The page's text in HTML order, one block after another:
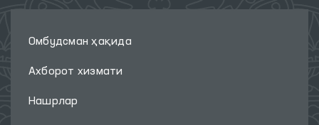
Омбудсман ҳақида
Ахборот хизмати
Нашрлар